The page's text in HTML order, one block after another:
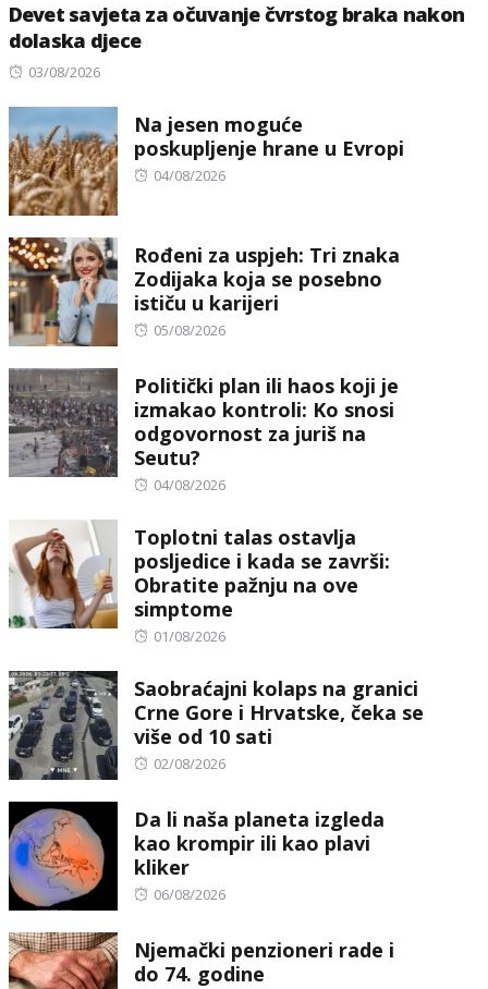
Devet savjeta za očuvanje čvrstog braka nakon
dolaska djece
Posted
03/08/2026
Na jesen moguće
poskupljenje hrane u Evropi
Posted
04/08/2026
Rođeni za uspjeh: Tri znaka
Zodijaka koja se posebno
ističu u karijeri
Posted
05/08/2026
Politički plan ili haos koji je
izmakao kontroli: Ko snosi
odgovornost za juriš na
Seutu?
Posted
04/08/2026
Toplotni talas ostavlja
posljedice i kada se završi:
Obratite pažnju na ove
simptome
Posted
01/08/2026
Saobraćajni kolaps na granici
Crne Gore i Hrvatske, čeka se
više od 10 sati
Posted
02/08/2026
Da li naša planeta izgleda
kao krompir ili kao plavi
kliker
Posted
06/08/2026
Njemački penzioneri rade i
do 74. godine